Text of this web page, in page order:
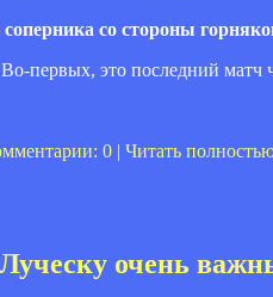
со стороны
Во-первых, это последний
0 | Читать
очень